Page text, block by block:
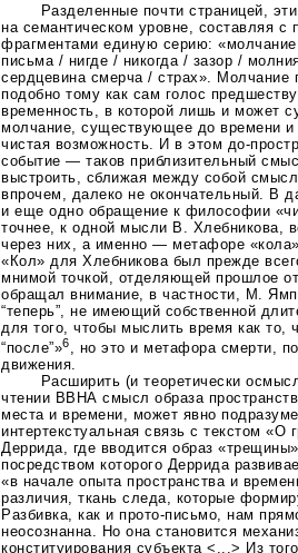
Разделенные почти страницей,
на семантическом уровне, составляя
фрагментами единую серию:
письма / нигде / никогда / зазор /
сердцевина смерча / страх». Молчание
подобно тому как сам голос
временность, в которой лишь и может
молчание, существующее до времени и
чистая возможность. И в этом до-
событие — таков приблизительный
выстроить, сближая между собой
впрочем, далеко не окончательный. В
и еще одно обращение к философии
точнее, к одной мысли В. Хлебникова,
через них, а именно — метафоре
«Кол» для Хлебникова был прежде
мнимой точкой, отделяющей прошлое
обращал внимание, в частности, М.
“теперь”, не имеющий собственной
для того, чтобы мыслить время как то,
“после”»6, но это и метафора смерти,
движения.
Расширить (и теоретически
чтении ВВНА смысл образа
места и времени, может явно
интертекстуальная связь с текстом «О
Деррида, где вводится образ
посредством которого Деррида
«в начале опыта пространства и
различия, ткань следа, которые
Разбивка, как ипрото-письмо, нам
неосознанна. Но она становится
конституирования субъекта <...> Из